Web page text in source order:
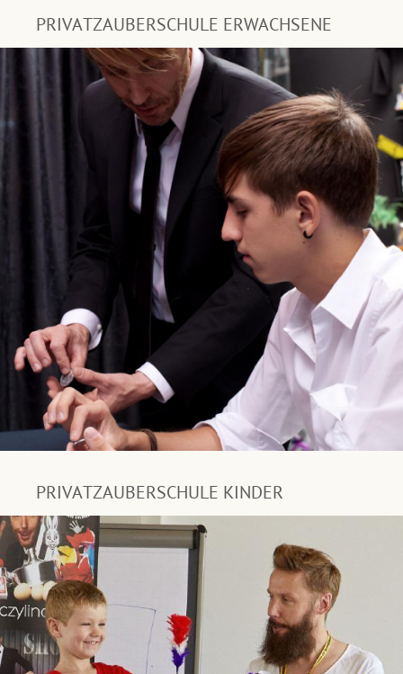
PRIVATZAUBERSCHULE ERWACHSENE
PRIVATZAUBERSCHULE KINDER